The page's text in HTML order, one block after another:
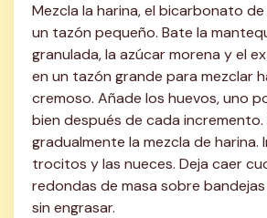
Mezcla la harina, el bicarbonato
un tazón pequeño. Bate la
granulada, la azúcar morena y el
en un tazón grande para mezclar
cremoso. Añade los huevos, uno
bien después de cada
gradualmente la mezcla de harina.
trocitos y las nueces. Deja caer
redondas de masa sobre
sin engrasar.